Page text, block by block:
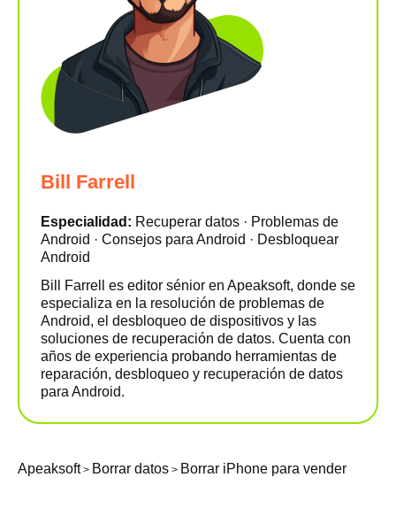
Bill Farrell
Especialidad: Recuperar datos · Problemas de
Android · Consejos para Android · Desbloquear
Android
Bill Farrell es editor sénior en Apeaksoft, donde se
especializa en la resolución de problemas de
Android, el desbloqueo de dispositivos y las
soluciones de recuperación de datos. Cuenta con
años de experiencia probando herramientas de
reparación, desbloqueo y recuperación de datos
para Android.
Apeaksoft> Borrar datos > Borrar iPhone para vender